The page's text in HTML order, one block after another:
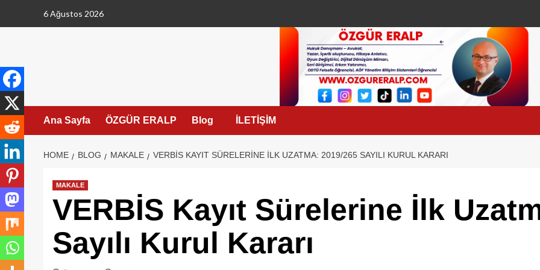
6 Ağustos 2026
Ana Sayfa ÖZGÜR ERALP Blog İLETİŞİM
HOME BLOG MAKALE VERBİS KAYIT SÜRELERINE İLK UZATMA: 2019/265 SAYILI KURUL KARARI
MAKALE
VERBİS Kayıt Sürelerine İlk
Sayılı Kurul Kararı